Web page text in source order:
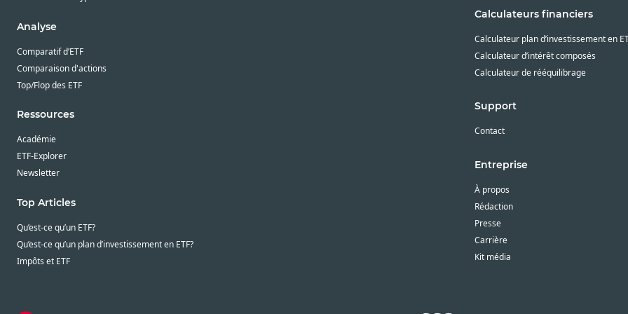
Analyse
Comparatif d’ETF
Comparaison d'actions
Top/Flop des ETF
Ressources
Académie
ETF-Explorer
Newsletter
Top Articles
Qu’est-ce qu’un ETF?
Qu’est-ce qu’un plan d’investissement en ETF?
Impôts et ETF
Calculateurs financiers
Calculateur plan d’investissement en
Calculateur d’intérêt composés
Calculateur de rééquilibrage
Support
Contact
Entreprise
À propos
Rédaction
Presse
Carrière
Kit média